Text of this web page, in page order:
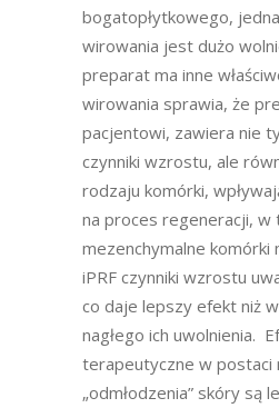
bogatopłytkowego,
wirowania jest dużo
preparat ma inne
wirowania sprawia, że
pacjentowi, zawiera nie
czynniki wzrostu, ale
rodzaju komórki,
na proces regeneracji, w
mezenchymalne
iPRF czynniki wzrostu
co daje lepszy efekt niż
nagłego ich uwolnienia.
terapeutyczne w postaci
„odmłodzenia” skóry są